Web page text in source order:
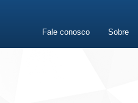
Fale conosco Sobre